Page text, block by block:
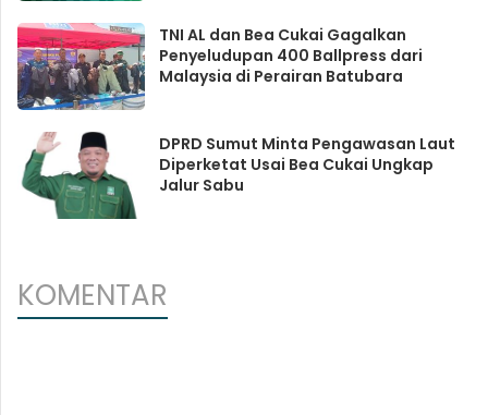
TNI AL dan Bea Cukai Gagalkan
Penyeludupan 400 Ballpress dari
Malaysia di Perairan Batubara
DPRD Sumut Minta Pengawasan Laut
Diperketat Usai Bea Cukai Ungkap
Jalur Sabu
KOMENTAR